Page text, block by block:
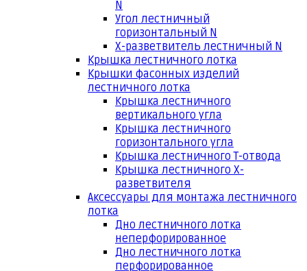
N
Угол лестничный
горизонтальный N
Х-разветвитель лестничный N
Крышка лестничного лотка
Крышки фасонных изделий
лестничного лотка
Крышка лестничного
вертикального угла
Крышка лестничного
горизонтального угла
Крышка лестничного Т-отвода
Крышка лестничного Х-
разветвителя
Аксессуары для монтажа лестничного
лотка
Дно лестничного лотка
неперфорированное
Дно лестничного лотка
перфорированное